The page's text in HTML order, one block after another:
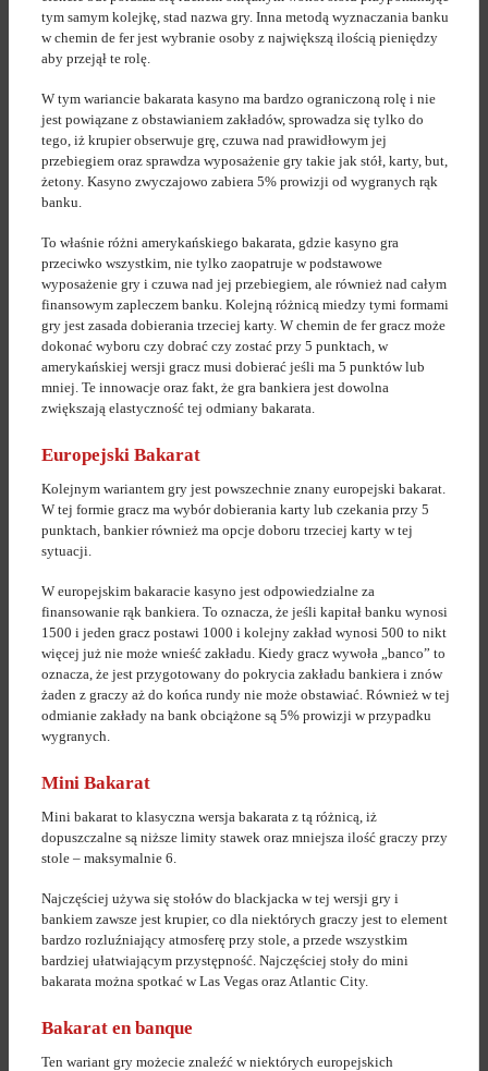
tym samym kolejkę, stad nazwa gry. Inna metodą wyznaczania banku
w chemin de fer jest wybranie osoby z największą ilością pieniędzy
aby przejął te rolę.
W tym wariancie bakarata kasyno ma bardzo ograniczoną rolę i nie
jest powiązane z obstawianiem zakładów, sprowadza się tylko do
tego, iż krupier obserwuje grę, czuwa nad prawidłowym jej
przebiegiem oraz sprawdza wyposażenie gry takie jak stół, karty, but,
żetony. Kasyno zwyczajowo zabiera 5% prowizji od wygranych rąk
banku.
To właśnie różni amerykańskiego bakarata, gdzie kasyno gra
przeciwko wszystkim, nie tylko zaopatruje w podstawowe
wyposażenie gry i czuwa nad jej przebiegiem, ale również nad całym
finansowym zapleczem banku. Kolejną różnicą miedzy tymi formami
gry jest zasada dobierania trzeciej karty. W chemin de fer gracz może
dokonać wyboru czy dobrać czy zostać przy 5 punktach, w
amerykańskiej wersji gracz musi dobierać jeśli ma 5 punktów lub
mniej. Te innowacje oraz fakt, że gra bankiera jest dowolna
zwiększają elastyczność tej odmiany bakarata.
Europejski Bakarat
Kolejnym wariantem gry jest powszechnie znany europejski bakarat.
W tej formie gracz ma wybór dobierania karty lub czekania przy 5
punktach, bankier również ma opcje doboru trzeciej karty w tej
sytuacji.
W europejskim bakaracie kasyno jest odpowiedzialne za
finansowanie rąk bankiera. To oznacza, że jeśli kapitał banku wynosi
1500 i jeden gracz postawi 1000 i kolejny zakład wynosi 500 to nikt
więcej już nie może wnieść zakładu. Kiedy gracz wywoła „banco” to
oznacza, że jest przygotowany do pokrycia zakładu bankiera i znów
żaden z graczy aż do końca rundy nie może obstawiać. Również w tej
odmianie zakłady na bank obciążone są 5% prowizji w przypadku
wygranych.
Mini Bakarat
Mini bakarat to klasyczna wersja bakarata z tą różnicą, iż
dopuszczalne są niższe limity stawek oraz mniejsza ilość graczy przy
stole – maksymalnie 6.
Najczęściej używa się stołów do blackjacka w tej wersji gry i
bankiem zawsze jest krupier, co dla niektórych graczy jest to element
bardzo rozluźniający atmosferę przy stole, a przede wszystkim
bardziej ułatwiającym przystępność. Najczęściej stoły do mini
bakarata można spotkać w Las Vegas oraz Atlantic City.
Bakarat en banque
Ten wariant gry możecie znaleźć w niektórych europejskich